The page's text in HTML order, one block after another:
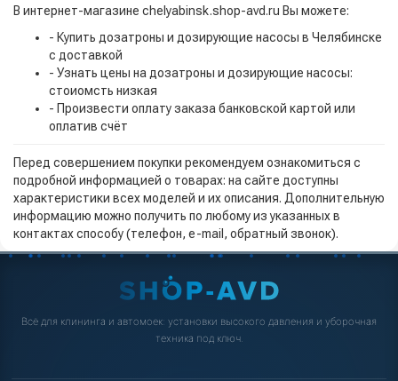
В интернет-магазине chelyabinsk.shop-avd.ru Вы можете:
- Купить дозатроны и дозирующие насосы в Челябинске
с доставкой
- Узнать цены на дозатроны и дозирующие насосы:
стоиомсть низкая
- Произвести оплату заказа банковской картой или
оплатив счёт
Перед совершением покупки рекомендуем ознакомиться с
подробной информацией о товарах: на сайте доступны
характеристики всех моделей и их описания. Дополнительную
информацию можно получить по любому из указанных в
контактах способу (телефон, e-mail, обратный звонок).
Всё для клининга и автомоек: установки высокого давления и уборочная
техника под ключ.